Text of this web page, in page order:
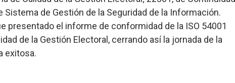
Sistema de Gestión de la Seguridad de la Información.
presentado el informe de conformidad de la ISO 54001
de la Gestión Electoral, cerrando así la jornada de la
exitosa.